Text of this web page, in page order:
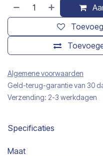
Algemene voorwaarden
Geld-terug-garantie van 30
Verzending: 2-3 werkdagen
Specificaties
Maat